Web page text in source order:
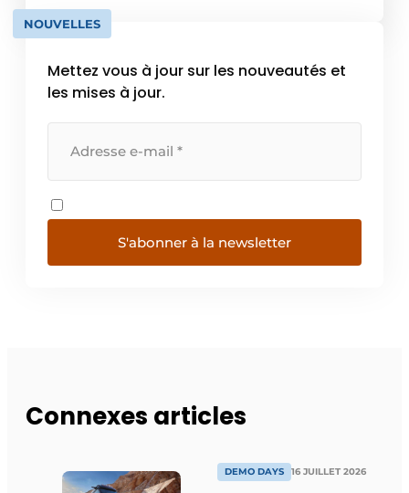
Accessibilité et Accessoires d’hygiène,
Appareils sanitaires Inox et […]
NOUVELLES
Mettez vous à jour sur les nouveautés et
les mises à jour.
S'abonner à la newsletter
Connexes articles
DEMO DAYS 16 JUILLET 2026